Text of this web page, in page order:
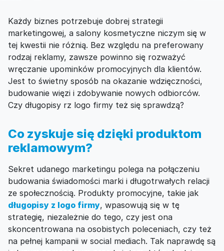
Każdy biznes potrzebuje dobrej strategii
marketingowej, a salony kosmetyczne niczym się w
tej kwestii nie różnią. Bez względu na preferowany
rodzaj reklamy, zawsze powinno się rozważyć
wręczanie upominków promocyjnych dla klientów.
Jest to świetny sposób na okazanie wdzięczności,
budowanie więzi i zdobywanie nowych odbiorców.
Czy długopisy rz logo firmy też się sprawdzą?
Co zyskuje się dzięki produktom
reklamowym?
Sekret udanego marketingu polega na połączeniu
budowania świadomości marki i długotrwałych relacji
ze społecznością. Produkty promocyjne, takie jak
długopisy z logo firmy, wpasowują się w tę
strategię, niezależnie do tego, czy jest ona
skoncentrowana na osobistych poleceniach, czy też
na pełnej kampanii w social mediach. Tak naprawdę są